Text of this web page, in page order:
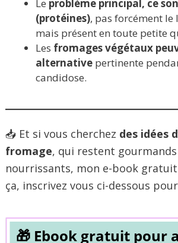
Le problème principal, ce
(protéines), pas forcément le
mais présent en toute petite
Les fromages végétaux
alternative pertinente
candidose.
📥 Et si vous cherchez des idées
fromage, qui restent
nourrissants, mon e-book
ça, inscrivez vous ci-dessous